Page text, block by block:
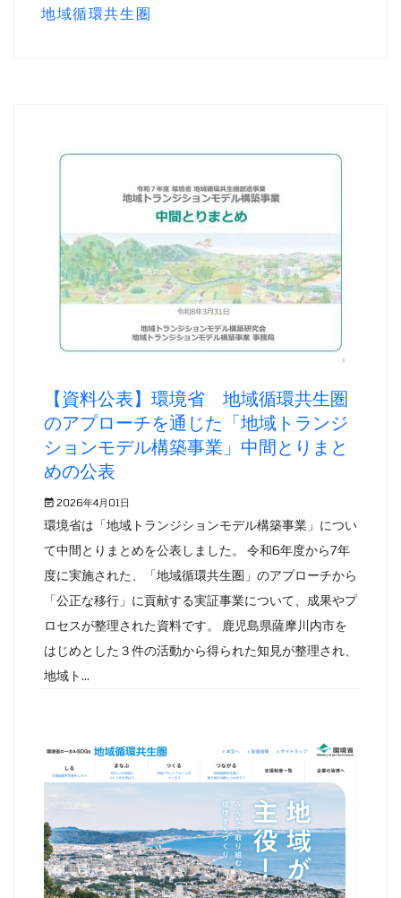
地域循環共生圏
【資料公表】環境省 地域循環共生圏
のアプローチを通じた「地域トランジ
ションモデル構築事業」中間とりまと
めの公表
2026年4月01日
環境省は「地域トランジションモデル構築事業」につい
て中間とりまとめを公表しました。 令和6年度から7年
度に実施された、「地域循環共生圏」のアプローチから
「公正な移行」に貢献する実証事業について、成果やプ
ロセスが整理された資料です。 鹿児島県薩摩川内市を
はじめとした３件の活動から得られた知見が整理され、
地域ト...